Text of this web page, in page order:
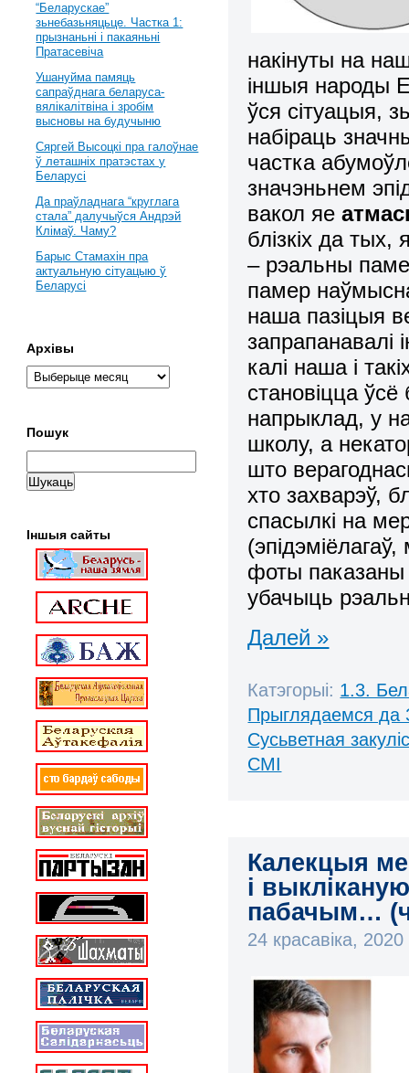
накінуты на
іншыя народы
ўся сітуацыя,
набіраць
частка
значэньнем
вакол яе
блізкіх да
– рэальны
памер
наша пазіцыя
запрапанавалі
калі наша і
становіцца
напрыклад, у
школу, а
што
хто захварэў,
спасылкі на
фоты паказаны
убачыць
Далей »
Катэгорыі: 1.3.
Прыглядаемся да
Сусьветная
СМІ
Калекцыя
і
пабачым…
24 красавіка, 2020
“Беларускае”
зьнебазьняцьце. Частка 1:
прызнаньні і пакаяньні
Пратасевіча
Ушануйма памяць
сапраўднага беларуса-
вялікалітвіна і зробім
высновы на будучыню
Сяргей Высоцкі пра галоўнае
ў леташніх пратэстах у
Беларусі
Да праўладнага “круглага
стала” далучыўся Андрэй
Клімаў. Чаму?
Барыс Стамахін пра
актуальную сітуацыю ў
Беларусі
Архівы
Пошук
Іншыя сайты